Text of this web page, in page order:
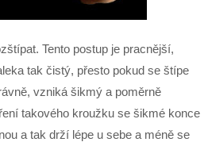
Tento postup je pracnější,
tak čistý, přesto pokud se štípe
vzniká šikmý a poměrně
takového kroužku se šikmé konce
a tak drží lépe u sebe a méně se